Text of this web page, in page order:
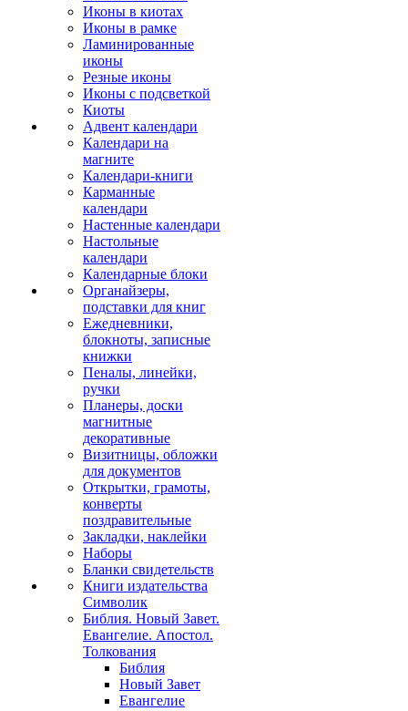
Иконы в киотах
Иконы в рамке
Ламинированные
иконы
Резные иконы
Иконы с подсветкой
Киоты
Адвент календари
Календари на
магните
Календари-книги
Карманные
календари
Настенные календари
Настольные
календари
Календарные блоки
Органайзеры,
подставки для книг
Ежедневники,
блокноты, записные
книжки
Пеналы, линейки,
ручки
Планеры, доски
магнитные
декоративные
Визитницы, обложки
для документов
Открытки, грамоты,
конверты
поздравительные
Закладки, наклейки
Наборы
Бланки свидетельств
Книги издательства
Символик
Библия. Новый Завет.
Евангелие. Апостол.
Толкования
Библия
Новый Завет
Евангелие